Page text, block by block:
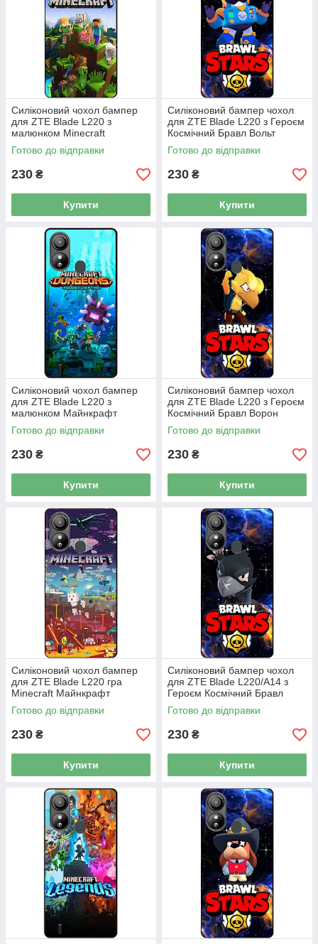
Силіконовий чохол бампер
для ZTE Blade L220 з
малюнком Minecraft
Майнкрафт
Готово до відправки
230 ₴
Купити
Силіконовий бампер чохол
для ZTE Blade L220 з Героєм
Космічний Бравл Вольт
Готово до відправки
230 ₴
Купити
Силіконовий чохол бампер
для ZTE Blade L220 з
малюнком Майнкрафт
Minecraft
Готово до відправки
230 ₴
Купити
Силіконовий бампер чохол
для ZTE Blade L220 з Героєм
Космічний Бравл Ворон
Фенікс
Готово до відправки
230 ₴
Купити
Силіконовий чохол бампер
для ZTE Blade L220 гра
Minecraft Майнкрафт
Готово до відправки
230 ₴
Купити
Силіконовий бампер чохол
для ZTE Blade L220/A14 з
Героєм Космічний Бравл
Ворон
Готово до відправки
230 ₴
Купити